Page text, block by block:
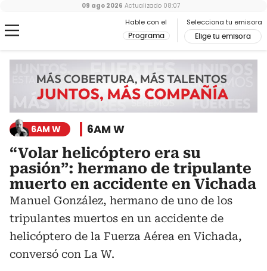
Hable con el
Programa
Selecciona tu emisora
Elige tu emisora
09 ago 2026 Actualizado 08:07
6AM W 6AM W
“Volar helicóptero era su
pasión”: hermano de tripulante
muerto en accidente en Vichada
Manuel González, hermano de uno de los
tripulantes muertos en un accidente de
helicóptero de la Fuerza Aérea en Vichada,
conversó con La W.